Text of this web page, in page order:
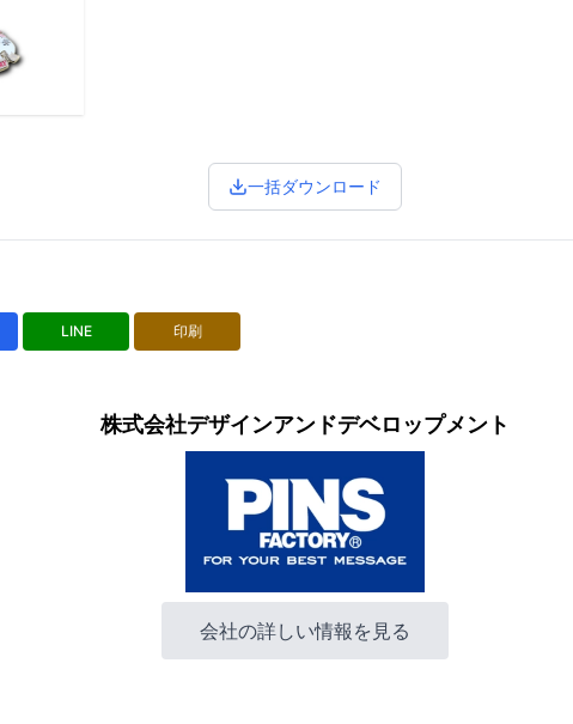
一括ダウンロード
LINE 印刷
株式会社デザインアンドデベロップメント
会社の詳しい情報を見る